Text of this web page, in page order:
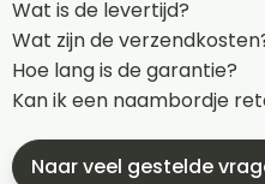
Wat is de levertijd?
Wat zijn de
Hoe lang is de garantie?
Kan ik een naambordje
Naar veel gestelde